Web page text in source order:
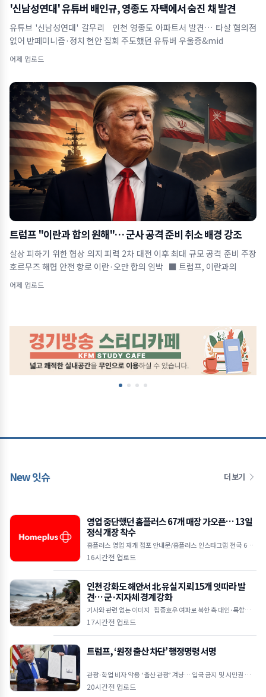
'신남성연대' 유튜버 배인규, 영종도 자택에서 숨진 채 발견
유튜브 '신남성연대' 갈무리 인천 영종도 아파트서 발견… 타살 혐의점
없어 반페미니즘·정치 현안 집회 주도했던 유튜버 우울증&mid
어제 업로드
트럼프 "이란과 합의 원해"… 군사 공격 준비 취소 배경 강조
살상 피하기 위한 협상 의지 피력 2차 대전 이후 최대 규모 공격 준비 주장
호르무즈 해협 안전 항로 이란·오만 합의 임박 ■ 트럼프, 이란과의
어제 업로드
New 잇슈 더 보기
영업 중단했던 홈플러스 67개 매장 가오픈… 13일
정식 개장 착수
홈플러스 영업 재개 점포 안내문/홈플러스 인스타그램 전국 67개
매장 7일 가오픈 시작으로 운영 점검 착수 12일까지 미비점 보완
16시간전 업로드
인천 강화도 해안서 北 유실 지뢰 15개 잇따라 발
견… 군·지자체 경계 강화
기사와 관련 없는 이미지 집중호우 여파로 북한 측 대인·목함지뢰
유입 추정 주민 신고 및 군 수색으로 발견… 인명 피해는 없어 강화
17시간전 업로드
트럼프, ‘원정 출산 차단’ 행정명령 서명
관광·학업 비자 악용 ‘출산 관광’ 겨냥… 입국 금지 및 시민권 부여
차단 외교공관 직원·적성국 출생 자녀도 대상&he
20시간전 업로드